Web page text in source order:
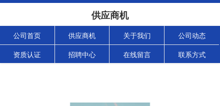
供应商机
公司首页 供应商机 关于我们 公司动态
资质认证 招聘中心 在线留言 联系方式